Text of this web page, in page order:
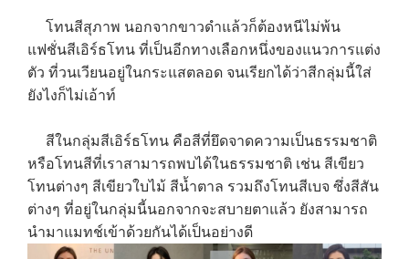
โทนสีสุภาพ นอกจากขาวดำแล้วก็ต้องหนีไม่พ้น
แฟชั่นสีเอิร์ธโทน ที่เป็นอีกทางเลือกหนึ่งของแนวการแต่ง
ตัว ที่วนเวียนอยู่ในกระแสตลอด จนเรียกได้ว่าสีกลุ่มนี้ใส่
ยังไงก็ไม่เอ้าท์
สีในกลุ่มสีเอิร์ธโทน คือสีที่ยึดจาดความเป็นธรรมชาติ
หรือโทนสีที่เราสามารถพบได้ในธรรมชาติ เช่น สีเขียว
โทนต่างๆ สีเขียวใบไม้ สีน้ำตาล รวมถึงโทนสีเบจ ซึ่งสีสัน
ต่างๆ ที่อยู่ในกลุ่มนี้นอกจากจะสบายตาแล้ว ยังสามารถ
นำมาแมทช์เข้าด้วยกันได้เป็นอย่างดี